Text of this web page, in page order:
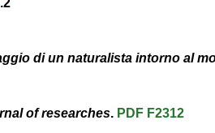
di un naturalista intorno al
of researches. PDF F2312